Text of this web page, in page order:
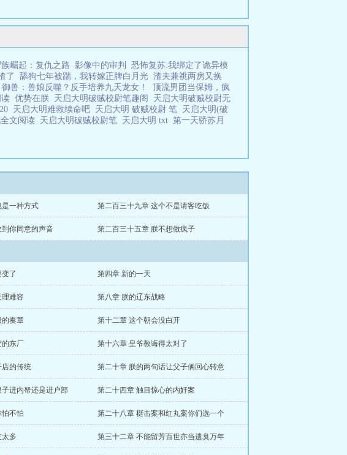
族崛起：复仇之路 影像中的审判
恐怖复苏:我绑定了诡异模
了 舔狗七年被踹，我转嫁正牌白月光 渣夫兼祧两房又换
御兽：兽娘反噬？反手培养九天龙女！
顶流男团当保姆，疯
读 优势在朕 天启大明破贼校尉笔趣阁 天启大明破贼校尉无
天启大明难救续命吧 天启大明 破贼校尉 笔 天启大明(破
文阅读 天启大明破贼校尉笔 天启大明 txt 第一天骄苏月
一种方式 第二百三十九章 这个不是请客吃饭
你同意的声音 第二百三十五章 朕不想做疯子
了 第四章 新的一天
理难容 第八章 朕的辽东战略
的奏章 第十二章 这个朝会没白开
的东厂 第十六章 皇爷教诲得太对了
店的传统 第二十章 朕的两句话让父子俩回心转意
进内帑还是进户部 第二十四章 触目惊心的内奸案
不怕 第二十八章 梃击案和红丸案你们选一个
多 第三十二章 不能留芳百世亦当遗臭万年